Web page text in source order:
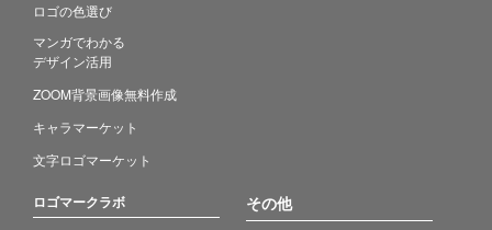
ロゴの色選び
マンガでわかる
デザイン活用
ZOOM背景画像無料作成
キャラマーケット
文字ロゴマーケット
ロゴマークラボ その他